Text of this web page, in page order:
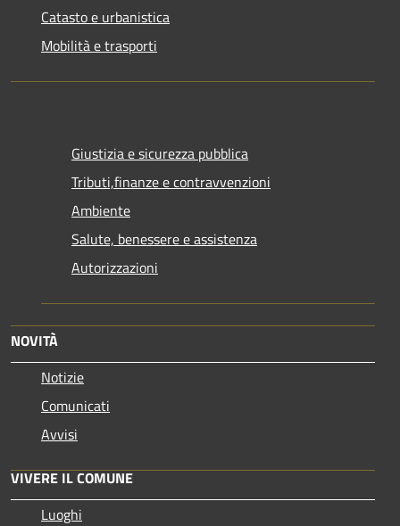
Catasto e urbanistica
Mobilità e trasporti
Giustizia e sicurezza pubblica
Tributi,finanze e contravvenzioni
Ambiente
Salute, benessere e assistenza
Autorizzazioni
NOVITÀ
Notizie
Comunicati
Avvisi
VIVERE IL COMUNE
Luoghi